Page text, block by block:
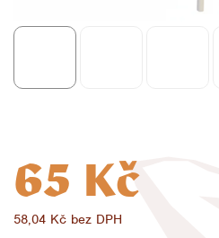
65 Kč
58,04 Kč bez DPH